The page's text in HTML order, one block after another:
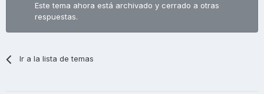
Este tema ahora está archivado y cerrado a otras
respuestas.
Ir a la lista de temas